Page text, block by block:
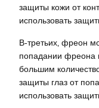
защиты кожи от
использовать
В-третьих‚ фреон
попадании фреона
большим
защиты глаз от
использовать